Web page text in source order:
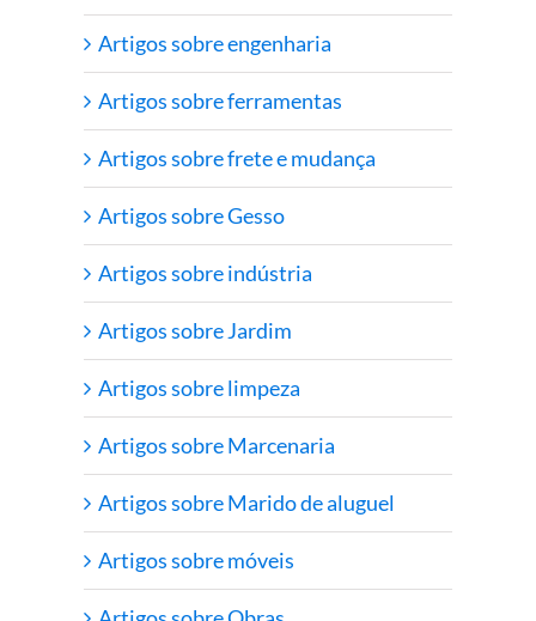
Artigos sobre engenharia
Artigos sobre ferramentas
Artigos sobre frete e mudança
Artigos sobre Gesso
Artigos sobre indústria
Artigos sobre Jardim
Artigos sobre limpeza
Artigos sobre Marcenaria
Artigos sobre Marido de aluguel
Artigos sobre móveis